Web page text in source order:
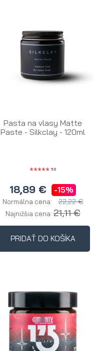
Pasta na vlasy Matte
Paste - Silkclay - 120ml
5.0
18,89 € -15%
Normálna cena: 22,22 €
Najnižšia cena:21,11 €
PRIDAŤ DO KOŠÍKA